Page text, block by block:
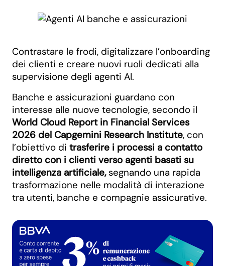
Contrastare le frodi, digitalizzare l’onboarding
dei clienti e creare nuovi ruoli dedicati alla
supervisione degli agenti AI.
Banche e assicurazioni guardano con
interesse alle nuove tecnologie, secondo il
World Cloud Report in Financial Services
2026 del Capgemini Research Institute, con
l’obiettivo di trasferire i processi a contatto
diretto con i clienti verso agenti basati su
intelligenza artificiale,segnando una rapida
trasformazione nelle modalità di interazione
tra utenti, banche e compagnie assicurative.